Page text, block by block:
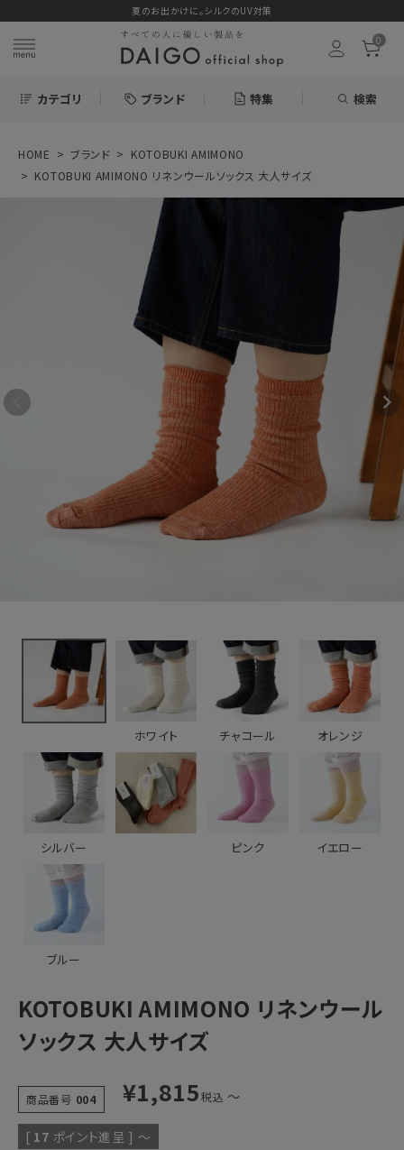
夏のお出かけに。シルクのUV対策
0
カテゴリ ブランド 特集 検索
search
KOTOBUKI
AMIMONO リネ
ンウールソックス
1,815円
カテゴリーから探す
読み物
ログアウト
HOME ブランド
KOTOBUKI AMIMONO
KOTOBUKI AMIMONO リネンウールソックス 大人サイズ
ホワイト チャコール オレンジ
シルバー ピンク イエロー
ブルー
KOTOBUKI AMIMONO リネンウール
ソックス 大人サイズ
商品番号 004 ¥1,815税込 〜
[ 17 ポイント進呈 ] 〜